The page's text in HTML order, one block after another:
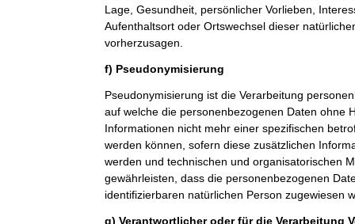
Lage, Gesundheit, persönlicher Vorlieben,
Aufenthaltsort oder Ortswechsel dieser
vorherzusagen.
f) Pseudonymisierung
Pseudonymisierung ist die Verarbeitung
auf welche die personenbezogenen Daten ohne
Informationen nicht mehr einer spezifischen
werden können, sofern diese zusätzlichen
werden und technischen und organisatorischen
gewährleisten, dass die personenbezogenen
identifizierbaren natürlichen Person zugewiesen
g) Verantwortlicher oder für die Verarbeitung